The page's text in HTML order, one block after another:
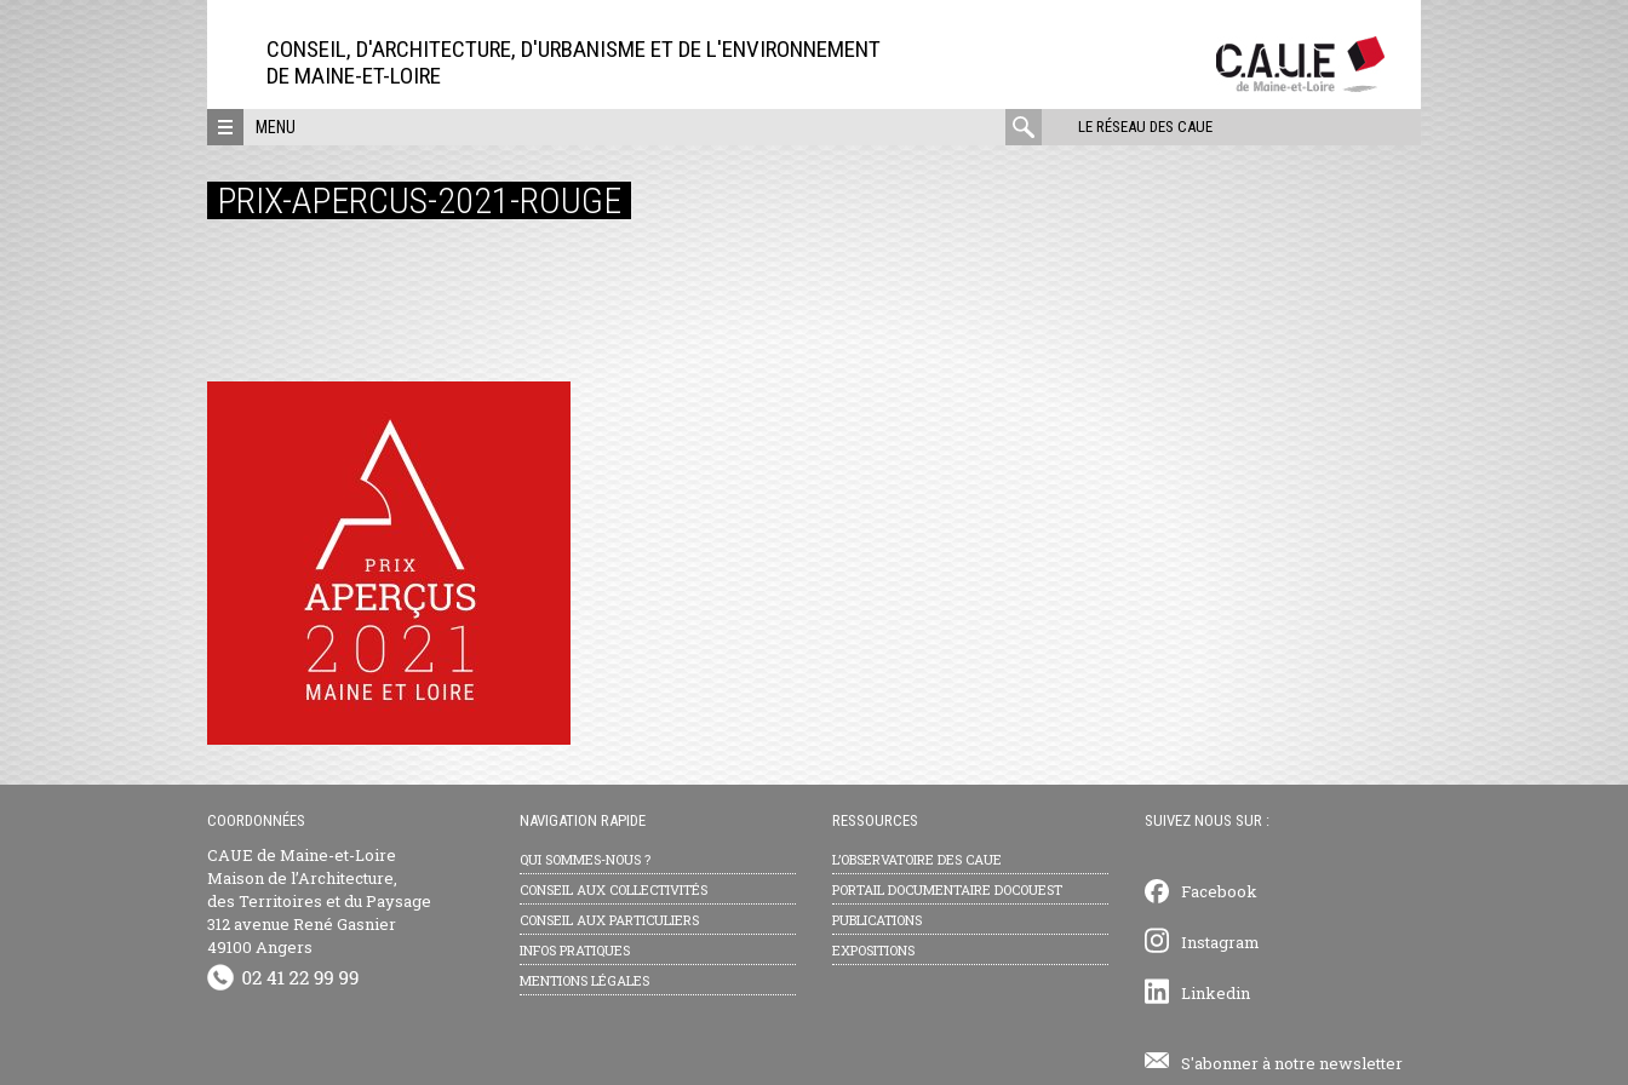
CONSEIL, D'ARCHITECTURE, D'URBANISME ET DE L'ENVIRONNEMENT
DE MAINE-ET-LOIRE
MENU LE RÉSEAU DES CAUE
rechercher
:
PRIX-APERCUS-2021-ROUGE
COORDONNÉES
CAUE de Maine-et-Loire
Maison de l’Architecture,
des Territoires et du Paysage
312 avenue René Gasnier
49100 Angers
NAVIGATION RAPIDE
QUI SOMMES-NOUS ?
CONSEIL AUX COLLECTIVITÉS
CONSEIL AUX PARTICULIERS
INFOS PRATIQUES
MENTIONS LÉGALES
RESSOURCES
L’OBSERVATOIRE DES CAUE
PORTAIL DOCUMENTAIRE DOCOUEST
PUBLICATIONS
EXPOSITIONS
SUIVEZ NOUS SUR :
Facebook
Instagram
Linkedin
S'abonner à notre newsletter